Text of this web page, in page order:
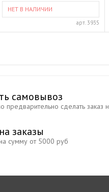
НЕТ В НАЛИЧИИ
арт. 3935
самовывоз
предварительно сделать заказ
заказы
сумму от 5000 руб